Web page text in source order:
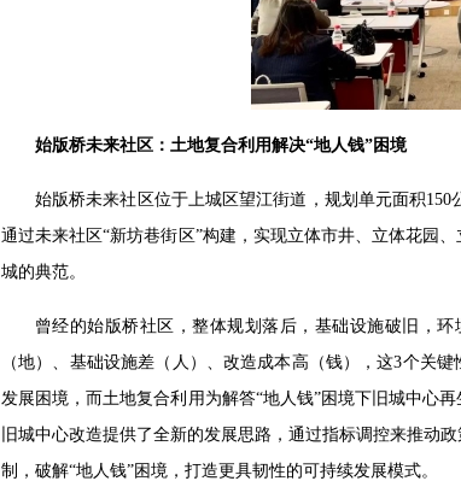
始版桥未来社区：土地复合利用解决“地人钱”困境
始版桥未来社区位于上城区望江街道，规划单元面积150
通过未来社区“新坊巷街区”构建，实现立体市井、立体花园
城的典范。
曾经的始版桥社区，整体规划落后，基础设施破旧，
（地）、基础设施差（人）、改造成本高（钱），这3个关
发展困境，而土地复合利用为解答“地人钱”困境下旧城中心
旧城中心改造提供了全新的发展思路，通过指标调控来推动
制，破解“地人钱”困境，打造更具韧性的可持续发展模式。